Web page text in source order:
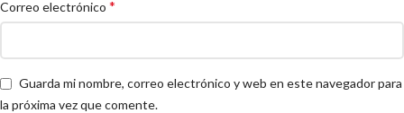
Correo electrónico *
Guarda mi nombre, correo electrónico y web en este navegador para
la próxima vez que comente.